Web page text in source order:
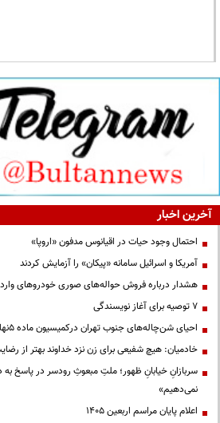
آخرین اخبار
احتمال وجود حیات در اقیانوس مدفون «اروپا»
آمریکا و اسرائیل سامانه «پیکان» را آزمایش کردند
هشدار درباره فروش حواله‌های صوری خودروهای
۷ توصیه برای آغاز نویسندگی
احیای شن‌چاله‌های جنوب تهران درکمیسیون ماده ۵نهایی شد
خادمیان: هیچ شفیعی برای زن نزد خداوند بهتر از
سربازانِ خیابانِ ظهور؛ ملتِ مبعوثِ رودسر در پاسخ به
نمی‌دهیم»
اعلام پایان مراسم اربعین ۱۴۰۵